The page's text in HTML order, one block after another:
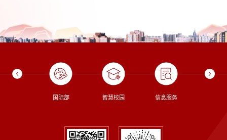
国际部 智慧校园 信息服务